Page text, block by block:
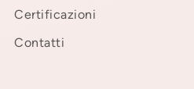
Certificazioni
Contatti